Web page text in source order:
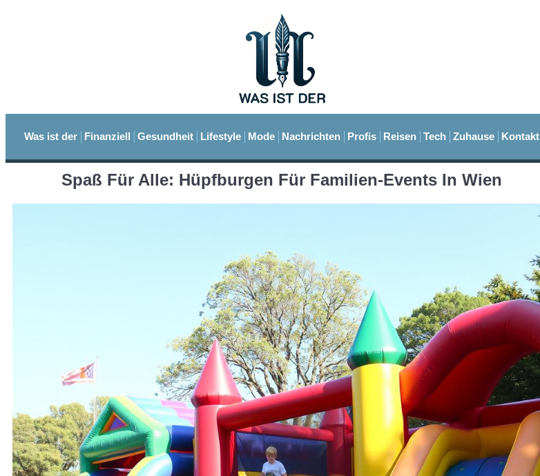
Was ist der Finanziell Gesundheit Lifestyle Mode Nachrichten Profis Reisen Tech Zuhause Kontakt
Spaß Für Alle: Hüpfburgen Für Familien-Events In Wien